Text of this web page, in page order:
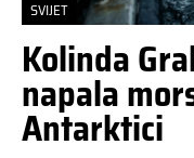
SVIJET
Kolinda
napala
Antarktici